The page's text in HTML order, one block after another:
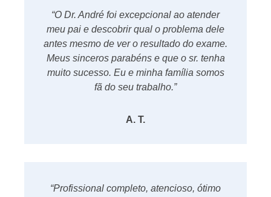
“O Dr. André foi excepcional ao atender
meu pai e descobrir qual o problema dele
antes mesmo de ver o resultado do exame.
Meus sinceros parabéns e que o sr. tenha
muito sucesso. Eu e minha família somos
fã do seu trabalho.”
A. T.
“Profissional completo, atencioso, ótimo